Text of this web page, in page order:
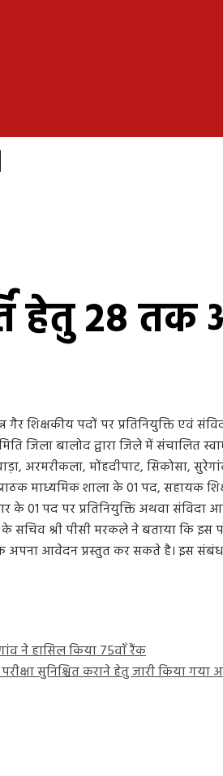
हेतु 28
गैर शिक्षकीय पदों पर प्रतिनियुक्ति एवं
जिला बालोद द्वारा जिले में संचालित
अरमरीकला, मोंहदीपाट, सिकोसा,
प्राठक माध्यमिक शाला के 01 पद,
01 पद पर प्रतिनियुक्ति अथवा संविदा
के सचिव श्री पीसी मरकले ने बताया
अपना आवेदन प्रस्तुत कर सकते है। इस
ने हासिल किया 75वाँ रैंक
सुनिश्चित कराने हेतु जारी किया